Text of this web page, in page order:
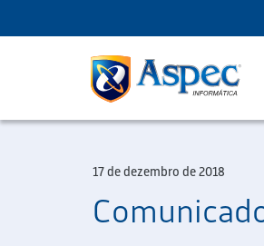
17 de dezembro de 2018